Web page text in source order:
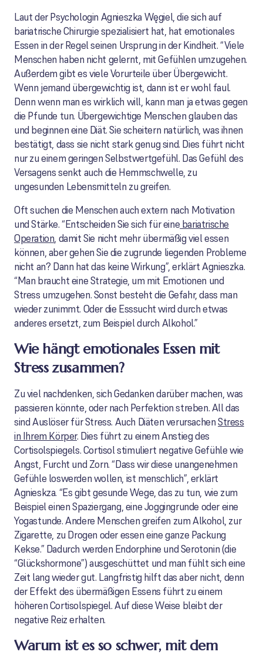
Laut der Psychologin Agnieszka Węgiel, die sich auf
bariatrische Chirurgie spezialisiert hat, hat emotionales
Essen in der Regel seinen Ursprung in der Kindheit. “Viele
Menschen haben nicht gelernt, mit Gefühlen umzugehen.
Außerdem gibt es viele Vorurteile über Übergewicht.
Wenn jemand übergewichtig ist, dann ist er wohl faul.
Denn wenn man es wirklich will, kann man ja etwas gegen
die Pfunde tun. Übergewichtige Menschen glauben das
und beginnen eine Diät. Sie scheitern natürlich, was ihnen
bestätigt, dass sie nicht stark genug sind. Dies führt nicht
nur zu einem geringen Selbstwertgefühl. Das Gefühl des
Versagens senkt auch die Hemmschwelle, zu
ungesunden Lebensmitteln zu greifen.
Oft suchen die Menschen auch extern nach Motivation
und Stärke. “Entscheiden Sie sich für eine bariatrische
Operation, damit Sie nicht mehr übermäßig viel essen
können, aber gehen Sie die zugrunde liegenden Probleme
nicht an? Dann hat das keine Wirkung”, erklärt Agnieszka.
“Man braucht eine Strategie, um mit Emotionen und
Stress umzugehen. Sonst besteht die Gefahr, dass man
wieder zunimmt. Oder die Esssucht wird durch etwas
anderes ersetzt, zum Beispiel durch Alkohol.”
Wie hängt emotionales Essen mit
Stress zusammen?
Zu viel nachdenken, sich Gedanken darüber machen, was
passieren könnte, oder nach Perfektion streben. All das
sind Auslöser für Stress. Auch Diäten verursachenStress
in Ihrem Körper. Dies führt zu einem Anstieg des
Cortisolspiegels. Cortisol stimuliert negative Gefühle wie
Angst, Furcht und Zorn. “Dass wir diese unangenehmen
Gefühle loswerden wollen, ist menschlich”, erklärt
Agnieskza. “Es gibt gesunde Wege, das zu tun, wie zum
Beispiel einen Spaziergang, eine Joggingrunde oder eine
Yogastunde. Andere Menschen greifen zum Alkohol, zur
Zigarette, zu Drogen oder essen eine ganze Packung
Kekse.” Dadurch werden Endorphine und Serotonin (die
“Glückshormone”) ausgeschüttet und man fühlt sich eine
Zeit lang wieder gut. Langfristig hilft das aber nicht, denn
der Effekt des übermäßigen Essens führt zu einem
höheren Cortisolspiegel. Auf diese Weise bleibt der
negative Reiz erhalten.
Warum ist es so schwer, mit dem